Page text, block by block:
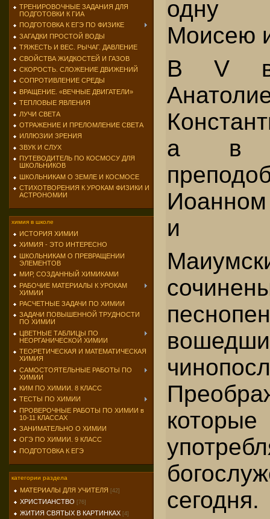
ТРЕНИРОВОЧНЫЕ ЗАДАНИЯ ДЛЯ
ПОДГОТОВКИ К ГИА
ПОДГОТОВКА К ЕГЭ ПО ФИЗИКЕ
ЗАГАДКИ ПРОСТОЙ ВОДЫ
ТЯЖЕСТЬ И ВЕС. РЫЧАГ. ДАВЛЕНИЕ
СВОЙСТВА ЖИДКОСТЕЙ И ГАЗОВ
СКОРОСТЬ. СЛОЖЕНИЕ ДВИЖЕНИЙ
СОПРОТИВЛЕНИЕ СРЕДЫ
ВРАЩЕНИЕ. «ВЕЧНЫЕ ДВИГАТЕЛИ»
ТЕПЛОВЫЕ ЯВЛЕНИЯ
ЛУЧИ СВЕТА
ОТРАЖЕНИЕ И ПРЕЛОМЛЕНИЕ СВЕТА
ИЛЛЮЗИИ ЗРЕНИЯ
ЗВУК И СЛУХ
ПУТЕВОДИТЕЛЬ ПО КОСМОСУ ДЛЯ
ШКОЛЬНИКОВ
ШКОЛЬНИКАМ О ЗЕМЛЕ И КОСМОСЕ
СТИХОТВОРЕНИЯ К УРОКАМ ФИЗИКИ И
АСТРОНОМИИ
химия в школе
ИСТОРИЯ ХИМИИ
ХИМИЯ - ЭТО ИНТЕРЕСНО
ШКОЛЬНИКАМ О ПРЕВРАЩЕНИИ
ЭЛЕМЕНТОВ
МИР, СОЗДАННЫЙ ХИМИКАМИ
РАБОЧИЕ МАТЕРИАЛЫ К УРОКАМ
ХИМИИ
РАСЧЕТНЫЕ ЗАДАЧИ ПО ХИМИИ
ЗАДАЧИ ПОВЫШЕННОЙ ТРУДНОСТИ
ПО ХИМИИ
ЦВЕТНЫЕ ТАБЛИЦЫ ПО
НЕОРГАНИЧЕСКОЙ ХИМИИ
ТЕОРЕТИЧЕСКАЯ И МАТЕМАТИЧЕСКАЯ
ХИМИЯ
САМОСТОЯТЕЛЬНЫЕ РАБОТЫ ПО
ХИМИИ
КИМ ПО ХИМИИ. 8 КЛАСС
ТЕСТЫ ПО ХИМИИ
ПРОВЕРОЧНЫЕ РАБОТЫ ПО ХИМИИ в
10-11 КЛАССАХ
ЗАНИМАТЕЛЬНО О ХИМИИ
ОГЭ ПО ХИМИИ. 9 КЛАСС
ПОДГОТОВКА К ЕГЭ
категории раздела
МАТЕРИАЛЫ ДЛЯ УЧИТЕЛЯ [42]
ХРИСТИАНСТВО [76]
ЖИТИЯ СВЯТЫХ В КАРТИНКАХ [4]
одну
Моисею
В V
а в
и
которые
сегодня.